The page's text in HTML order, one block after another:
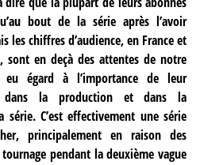
bout de la série après l’avoir
les chiffres d’audience, en France et
sont en deçà des attentes de notre
eu égard à l’importance de leur
dans la production et dans la
C’est effectivement une série
principalement en raison des
pendant la deuxième vague